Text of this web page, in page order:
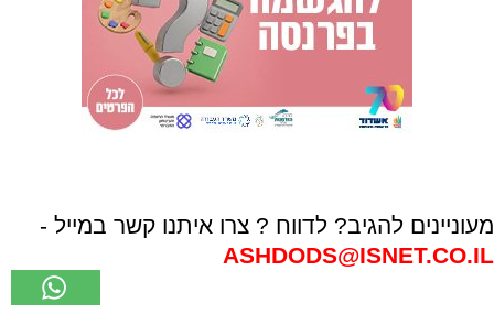
מעוניינים להגיב? לדווח ? צרו איתנו קשר במייל -
ASHDODS@ISNET.CO.IL